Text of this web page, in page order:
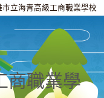
市立海青高級工商職業學校
商職業學